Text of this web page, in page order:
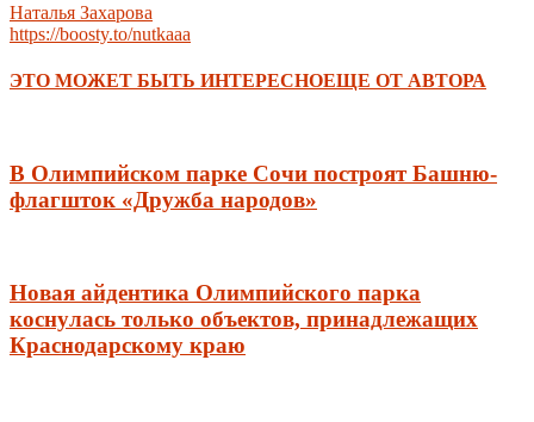
Наталья Захарова
https://boosty.to/nutkaaa
ЭТО МОЖЕТ БЫТЬ ИНТЕРЕСНОЕЩЕ ОТ АВТОРА
В Олимпийском парке Сочи построят Башню-
флагшток «Дружба народов»
Новая айдентика Олимпийского парка
коснулась только объектов, принадлежащих
Краснодарскому краю